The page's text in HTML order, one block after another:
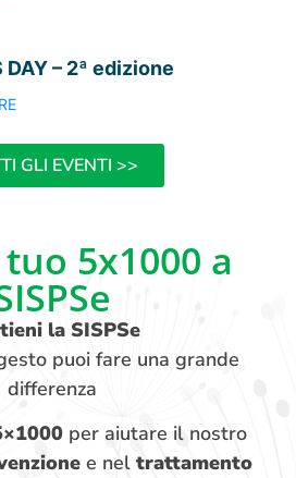
DAY – 2ª edizione
GLI EVENTI >>
5x1000 a
la SISPSe
puoi fare una grande
differenza
per aiutare il nostro
e nel trattamento